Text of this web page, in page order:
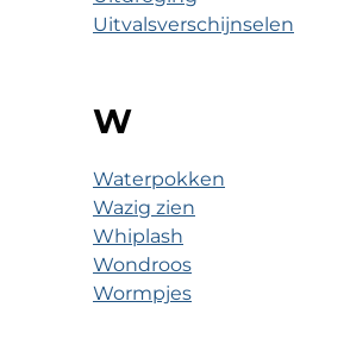
Uitvalsverschijnselen
W
Waterpokken
Wazig zien
Whiplash
Wondroos
Wormpjes